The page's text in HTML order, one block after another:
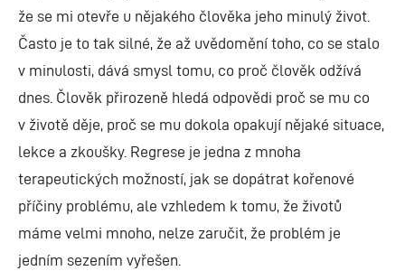
že se mi otevře u nějakého člověka jeho minulý život.
Často je to tak silné, že až uvědomění toho, co se stalo
v minulosti, dává smysl tomu, co proč člověk odžívá
dnes. Člověk přirozeně hledá odpovědi proč se mu co
v životě děje, proč se mu dokola opakují nějaké situace,
lekce a zkoušky. Regrese je jedna z mnoha
terapeutických možností, jak se dopátrat kořenové
příčiny problému, ale vzhledem k tomu, že životů
máme velmi mnoho, nelze zaručit, že problém je
jedním sezením vyřešen.